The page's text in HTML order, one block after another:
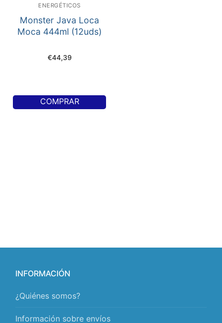
ENERGÉTICOS
Monster Java Loca
Moca 444ml (12uds)
€44,39
COMPRAR
INFORMACIÓN
¿Quiénes somos?
Información sobre envíos